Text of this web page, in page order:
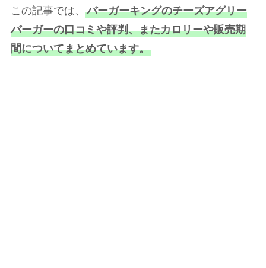
この記事では、 バーガーキングのチーズアグリー
バーガーの口コミや評判、またカロリーや販売期
間についてまとめています。